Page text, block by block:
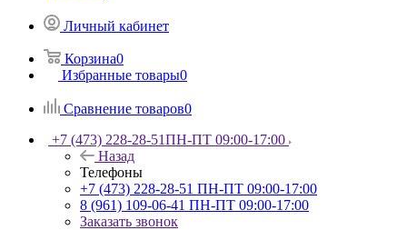
Личный кабинет
Корзина0
Избранные товары0
Сравнение товаров0
+7 (473) 228-28-51ПН-ПТ 09:00-17:00
Назад
Телефоны
+7 (473) 228-28-51 ПН-ПТ 09:00-17:00
8 (961) 109-06-41 ПН-ПТ 09:00-17:00
Заказать звонок